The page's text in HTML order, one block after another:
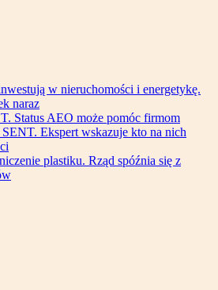
w nieruchomości i energetykę.
naraz
Status AEO może pomóc firmom
Ekspert wskazuje kto na nich
plastiku. Rząd spóźnia się z